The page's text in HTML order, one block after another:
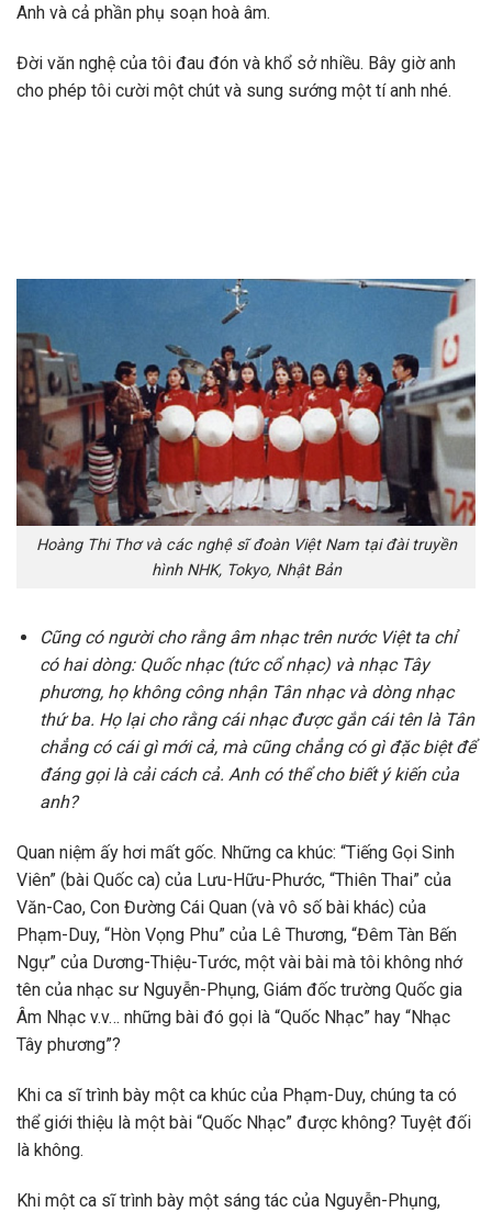
Anh và cả phần phụ soạn hoà âm.
Đời văn nghệ của tôi đau đón và khổ sở nhiều. Bây giờ anh
cho phép tôi cười một chút và sung sướng một tí anh nhé.
Hoàng Thi Thơ và các nghệ sĩ đoàn Việt Nam tại đài truyền
hình NHK, Tokyo, Nhật Bản
Cũng có người cho rằng âm nhạc trên nước Việt ta chỉ
có hai dòng: Quốc nhạc (tức cổ nhạc) và nhạc Tây
phương, họ không công nhận Tân nhạc và dòng nhạc
thứ ba. Họ lại cho rằng cái nhạc được gắn cái tên là Tân
chẳng có cái gì mới cả, mà cũng chẳng có gì đặc biệt để
đáng gọi là cải cách cả. Anh có thể cho biết ý kiến của
anh?
Quan niệm ấy hơi mất gốc. Những ca khúc: “Tiếng Gọi Sinh
Viên” (bài Quốc ca) của Lưu-Hữu-Phước, “Thiên Thai” của
Văn-Cao, Con Đường Cái Quan (và vô số bài khác) của
Phạm-Duy, “Hòn Vọng Phu” của Lê Thương, “Đêm Tàn Bến
Ngự” của Dương-Thiệu-Tước, một vài bài mà tôi không nhớ
tên của nhạc sư Nguyễn-Phụng, Giám đốc trường Quốc gia
Âm Nhạc v.v… những bài đó gọi là “Quốc Nhạc” hay “Nhạc
Tây phương”?
Khi ca sĩ trình bày một ca khúc của Phạm-Duy, chúng ta có
thể giới thiệu là một bài “Quốc Nhạc” được không? Tuyệt đối
là không.
Khi một ca sĩ trình bày một sáng tác của Nguyễn-Phụng,